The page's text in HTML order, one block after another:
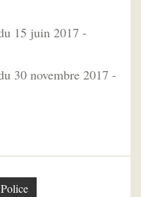
15 juin 2017 -
30 novembre 2017 -